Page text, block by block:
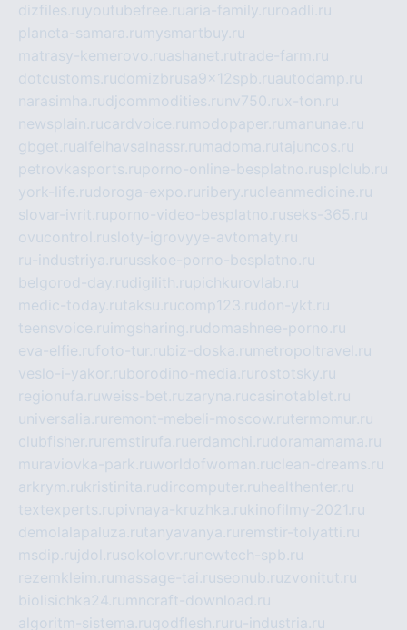
dizfiles.ruyoutubefree.ruaria-family.ru roadli.ru
planeta-samara.ru mysmartbuy.ru
matrasy-kemerovo.ruashanet.rutrade-farm.ru
dotcustoms.rudomizbrusa9x12spb.ruautodamp.ru
narasimha.rudjcommodities.ru nv750.rux-ton.ru
newsplain.rucardvoice.ru modopaper.ru manunae.ru
gbget.rualfeihavsalnassr.ru madoma.rutajuncos.ru
petrovkasports.ruporno-online-besplatno.rusplclub.ru
york-life.rudoroga-expo.ru ribery.rucleanmedicine.ru
slovar-ivrit.ruporno-video-besplatno.ruseks-365.ru
ovucontrol.rusloty-igrovyye-avtomaty.ru
ru-industriya.ru russkoe-porno-besplatno.ru
belgorod-day.rudigilith.rupichkurovlab.ru
medic-today.rutaksu.rucomp123.rudon-ykt.ru
teensvoice.ru imgsharing.rudomashnee-porno.ru
eva-elfie.rufoto-tur.rubiz-doska.ru metropoltravel.ru
veslo-i-yakor.ruborodino-media.ru rostotsky.ru
regionufa.ruweiss-bet.ruzaryna.rucasinotablet.ru
universalia.ru remont-mebeli-moscow.rutermomur.ru
clubfisher.ru remstirufa.ruerdamchi.rudoramamama.ru
muraviovka-park.ruworldofwoman.ruclean-dreams.ru
arkrym.rukristinita.rudircomputer.ru healthenter.ru
textexperts.rupivnaya-kruzhka.rukinofilmy-2021.ru
demolalapaluza.rutanyavanya.ru remstir-tolyatti.ru
msdip.ru jdol.rusokolovr.ru newtech-spb.ru
rezemkleim.ru massage-tai.ruseonub.ruzvonitut.ru
biolisichka24.ru mncraft-download.ru
algoritm-sistema.rugodflesh.ru ru-industria.ru